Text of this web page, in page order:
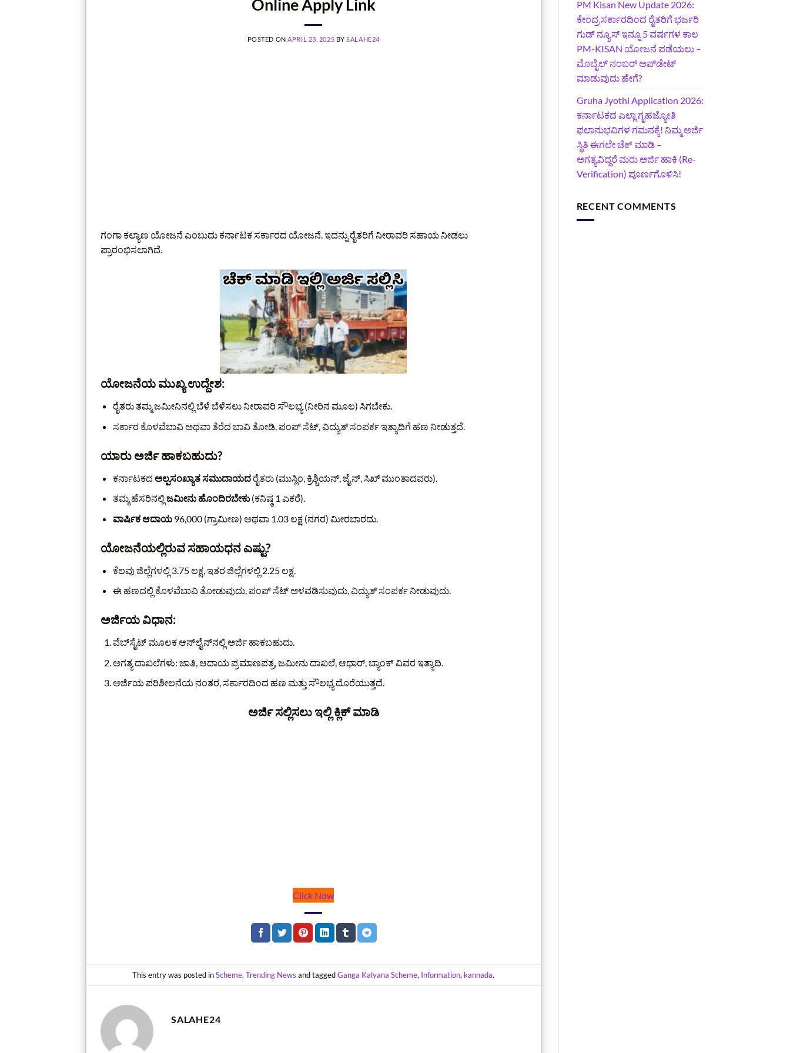
Online Apply Link
POSTED ON APRIL 23, 2025 BYSALAHE24
ಗಂಗಾ ಕಲ್ಯಾಣ ಯೋಜನೆ ಎಂಬುದು ಕರ್ನಾಟಕ ಸರ್ಕಾರದ ಯೋಜನೆ. ಇದನ್ನು ರೈತರಿಗೆ ನೀರಾವರಿ ಸಹಾಯ ನೀಡಲು
ಪ್ರಾರಂಭಿಸಲಾಗಿದೆ.
ಯೋಜನೆಯ ಮುಖ್ಯ ಉದ್ದೇಶ:
ರೈತರು ತಮ್ಮ ಜಮೀನಿನಲ್ಲಿ ಬೆಳೆ ಬೆಳೆಸಲು ನೀರಾವರಿ ಸೌಲಭ್ಯ (ನೀರಿನ ಮೂಲ) ಸಿಗಬೇಕು.
ಸರ್ಕಾರ ಕೊಳವೆಬಾವಿ ಅಥವಾ ತೆರೆದ ಬಾವಿ ತೋಡಿ, ಪಂಪ್ ಸೆಟ್, ವಿದ್ಯುತ್ ಸಂಪರ್ಕ ಇತ್ಯಾದಿಗೆ ಹಣ ನೀಡುತ್ತದೆ.
ಯಾರು ಅರ್ಜಿ ಹಾಕಬಹುದು?
ಕರ್ನಾಟಕದ ಅಲ್ಪಸಂಖ್ಯಾತ ಸಮುದಾಯದರೈತರು (ಮುಸ್ಲಿಂ, ಕ್ರಿಶ್ಚಿಯನ್, ಜೈನ್, ಸಿಖ್ ಮುಂತಾದವರು).
ತಮ್ಮ ಹೆಸರಿನಲ್ಲಿಜಮೀನು ಹೊಂದಿರಬೇಕು(ಕನಿಷ್ಠ 1 ಎಕರೆ).
ವಾರ್ಷಿಕ ಆದಾಯ96,000 (ಗ್ರಾಮೀಣ) ಅಥವಾ 1.03 ಲಕ್ಷ (ನಗರ) ಮೀರಬಾರದು.
ಯೋಜನೆಯಲ್ಲಿರುವ ಸಹಾಯಧನ ಎಷ್ಟು?
ಕೆಲವು ಜಿಲ್ಲೆಗಳಲ್ಲಿ 3.75 ಲಕ್ಷ, ಇತರ ಜಿಲ್ಲೆಗಳಲ್ಲಿ 2.25 ಲಕ್ಷ.
ಈ ಹಣದಲ್ಲಿ ಕೊಳವೆಬಾವಿ ತೋಡುವುದು, ಪಂಪ್ ಸೆಟ್ ಅಳವಡಿಸುವುದು, ವಿದ್ಯುತ್ ಸಂಪರ್ಕ ನೀಡುವುದು.
ಅರ್ಜಿಯ ವಿಧಾನ:
ವೆಬ್‌ಸೈಟ್‌ ಮೂಲಕ ಆನ್‌ಲೈನ್‌ನಲ್ಲಿ ಅರ್ಜಿ ಹಾಕಬಹುದು.
ಅಗತ್ಯ ದಾಖಲೆಗಳು: ಜಾತಿ, ಆದಾಯ ಪ್ರಮಾಣಪತ್ರ, ಜಮೀನು ದಾಖಲೆ, ಆಧಾರ್, ಬ್ಯಾಂಕ್ ವಿವರ ಇತ್ಯಾದಿ.
ಅರ್ಜಿಯ ಪರಿಶೀಲನೆಯ ನಂತರ, ಸರ್ಕಾರದಿಂದ ಹಣ ಮತ್ತು ಸೌಲಭ್ಯ ದೊರೆಯುತ್ತದೆ.
ಅರ್ಜಿ ಸಲ್ಲಿಸಲು ಇಲ್ಲಿ ಕ್ಲಿಕ್‌ ಮಾಡಿ
Click Now
This entry was posted inScheme,Trending News and taggedGanga Kalyana Scheme, Information, kannada.
SALAHE24
PM Kisan New Update 2026:
ಕೇಂದ್ರ ಸರ್ಕಾರದಿಂದ ರೈತರಿಗೆ ಭರ್ಜರಿ
ಗುಡ್‌ ನ್ಯೂಸ್ ಇನ್ನೂ 5 ವರ್ಷಗಳ ಕಾಲ
PM-KISAN ಯೋಜನೆ ಪಡೆಯಲು –
ಮೊಬೈಲ್ ನಂಬರ್ ಅಪ್‌ಡೇಟ್
ಮಾಡುವುದು ಹೇಗೆ?
‍Gruha Jyothi Application 2026:
ಕರ್ನಾಟಕದ ಎಲ್ಲಾ ಗೃಹಜ್ಯೋತಿ
ಫಲಾನುಭವಿಗಳ ಗಮನಕ್ಕೆ! ನಿಮ್ಮ ಅರ್ಜಿ
ಸ್ಥಿತಿ ಈಗಲೇ ಚೆಕ್ ಮಾಡಿ –
ಅಗತ್ಯವಿದ್ದರೆ ಮರು ಅರ್ಜಿ ಹಾಕಿ (Re-
Verification) ಪೂರ್ಣಗೊಳಿಸಿ!
RECENT COMMENTS